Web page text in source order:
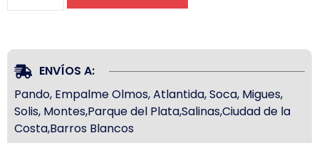
ENVÍOS A:
Pando, Empalme Olmos, Atlantida, Soca, Migues,
Solis, Montes,Parque del Plata,Salinas,Ciudad de la
Costa,Barros Blancos